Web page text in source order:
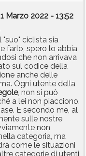
Marzo 2022 - 13:52
ciclista sia
farlo, spero lo abbia
che non arrivava
sul codice della
anche delle
Ogni utente della
, non si può
a lei non piacciono,
E secondo me, al
sulle nostre
non
categoria, ma
come le situazioni
categorie di utenti